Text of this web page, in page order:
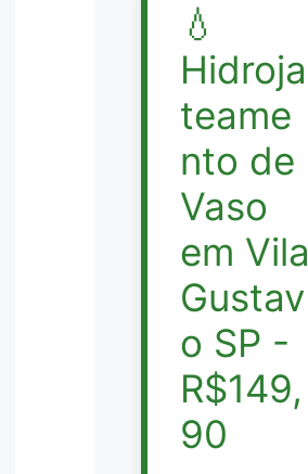
💧
Hidroja
teame
nto de
Vaso
em Vila
Gustav
o SP -
R$149,
90